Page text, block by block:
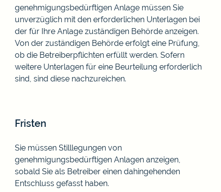
genehmigungsbedürftigen Anlage müssen Sie
unverzüglich mit den erforderlichen Unterlagen bei
der für Ihre Anlage zuständigen Behörde anzeigen.
Von der zuständigen Behörde erfolgt eine Prüfung,
ob die Betreiberpflichten erfüllt werden. Sofern
weitere Unterlagen für eine Beurteilung erforderlich
sind, sind diese nachzureichen.
Fristen
Sie müssen Stilllegungen von
genehmigungsbedürftigen Anlagen anzeigen,
sobald Sie als Betreiber einen dahingehenden
Entschluss gefasst haben.